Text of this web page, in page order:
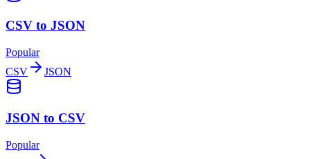
CSV to JSON
Popular
CSV
JSON
JSON to CSV
Popular